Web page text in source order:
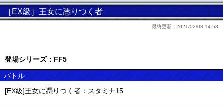
［EX級］王女に憑りつく者
最終更新 : 2021/02/08 14:58
登場シリーズ：FF5
バトル
[EX級]王女に憑りつく者：スタミナ15